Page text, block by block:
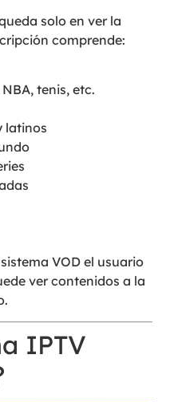
solo en ver la
comprende:
tenis, etc.
latinos
VOD el usuario
ver contenidos a la
IPTV